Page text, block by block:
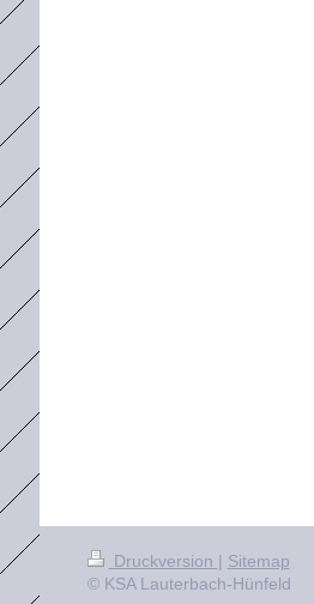
Druckversion | Sitemap
© KSA Lauterbach-Hünfeld